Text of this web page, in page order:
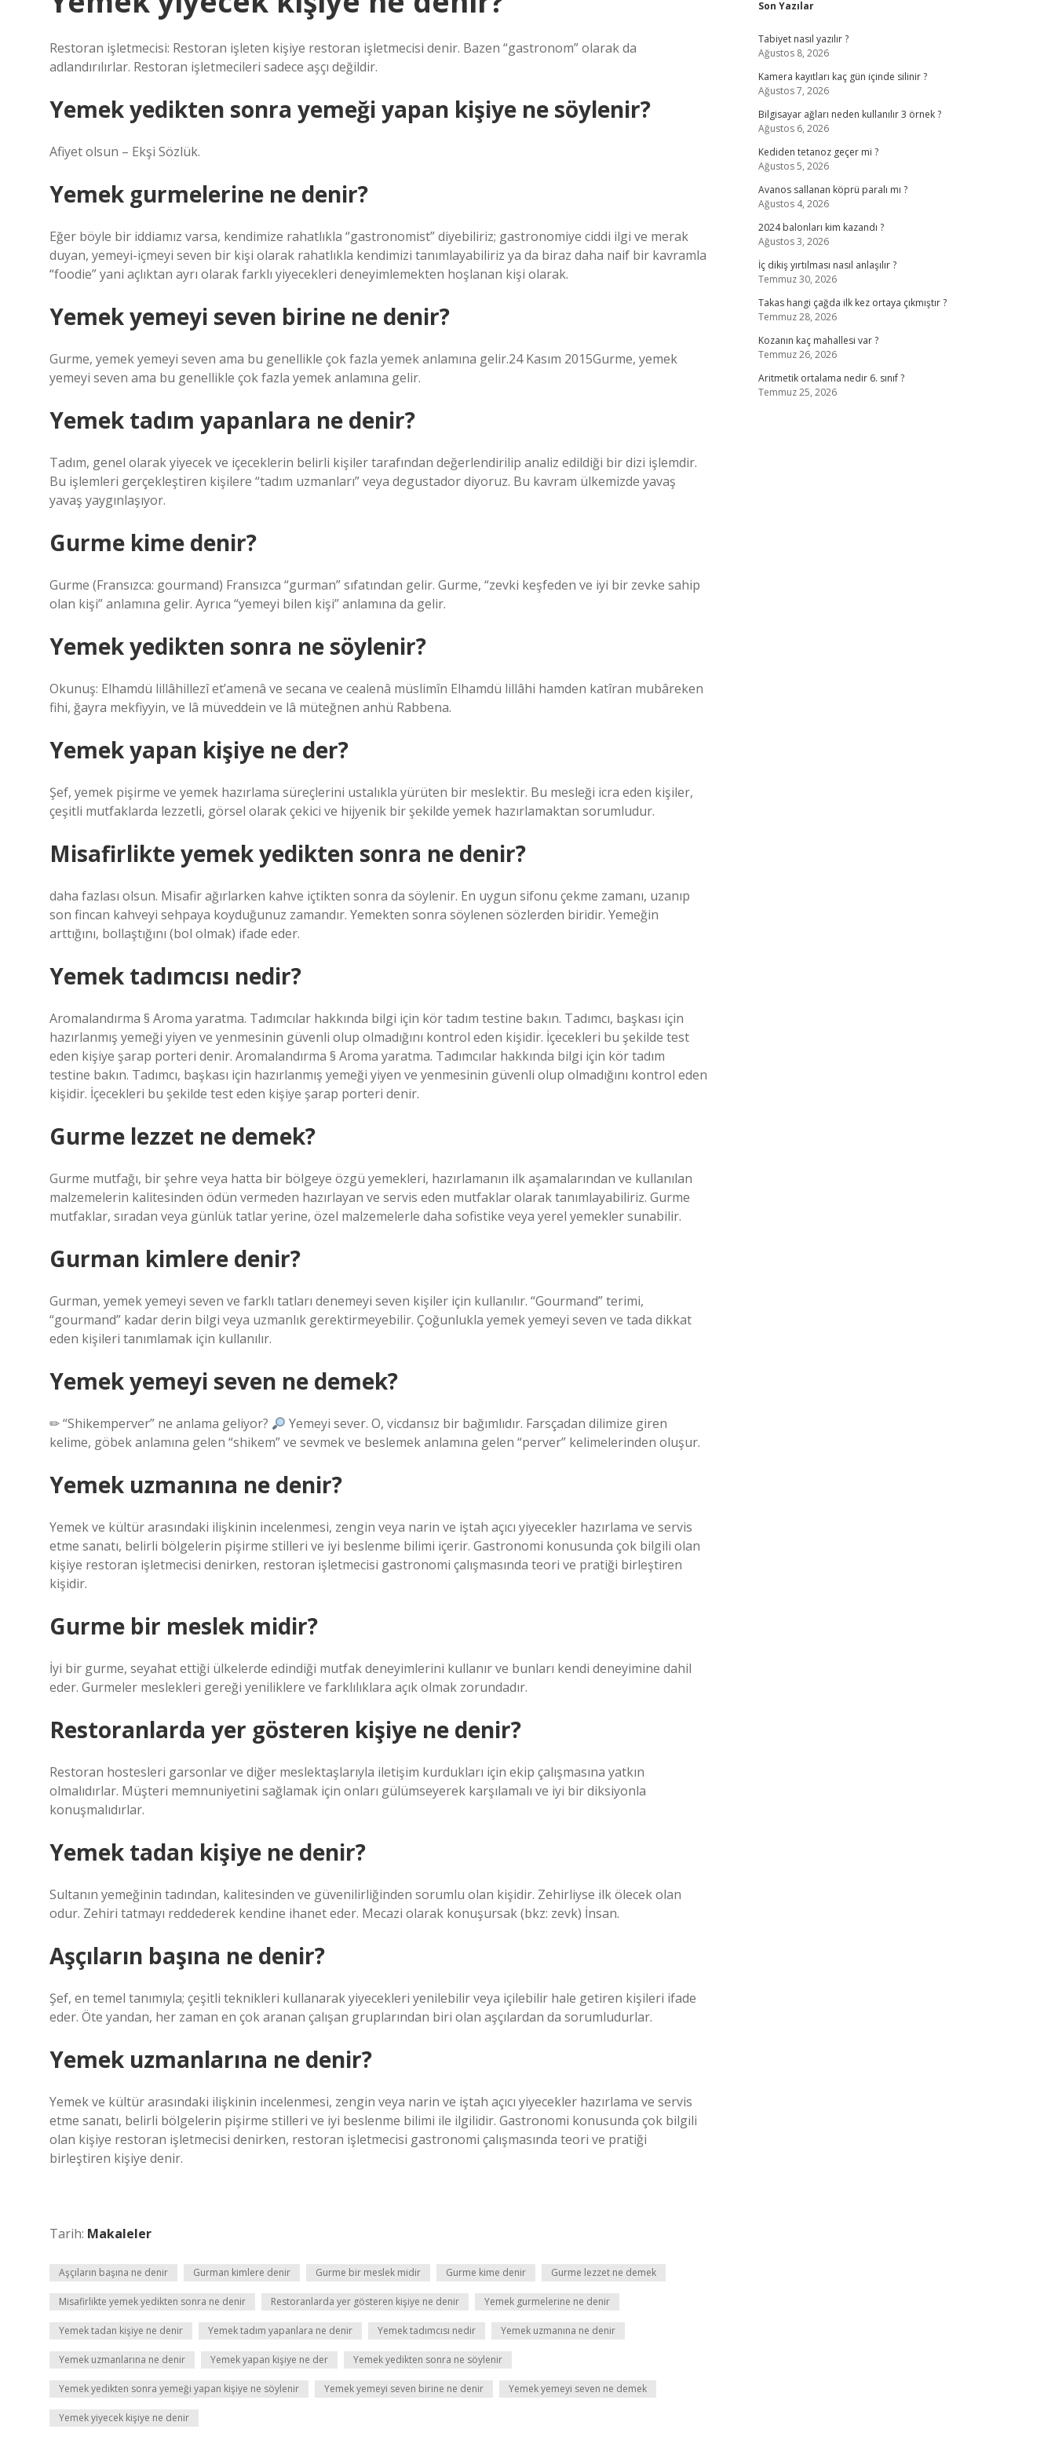
Restoran işletmecisi: Restoran işleten kişiye restoran işletmecisi denir. Bazen “gastronom” olarak da
adlandırılırlar. Restoran işletmecileri sadece aşçı değildir.
Yemek yedikten sonra yemeği yapan kişiye ne söylenir?
Afiyet olsun – Ekşi Sözlük.
Yemek gurmelerine ne denir?
Eğer böyle bir iddiamız varsa, kendimize rahatlıkla “gastronomist” diyebiliriz; gastronomiye ciddi ilgi ve merak
duyan, yemeyi-içmeyi seven bir kişi olarak rahatlıkla kendimizi tanımlayabiliriz ya da biraz daha naif bir kavramla
“foodie” yani açlıktan ayrı olarak farklı yiyecekleri deneyimlemekten hoşlanan kişi olarak.
Yemek yemeyi seven birine ne denir?
Gurme, yemek yemeyi seven ama bu genellikle çok fazla yemek anlamına gelir.24 Kasım 2015Gurme, yemek
yemeyi seven ama bu genellikle çok fazla yemek anlamına gelir.
Yemek tadım yapanlara ne denir?
Tadım, genel olarak yiyecek ve içeceklerin belirli kişiler tarafından değerlendirilip analiz edildiği bir dizi işlemdir.
Bu işlemleri gerçekleştiren kişilere “tadım uzmanları” veya degustador diyoruz. Bu kavram ülkemizde yavaş
yavaş yaygınlaşıyor.
Gurme kime denir?
Gurme (Fransızca: gourmand) Fransızca “gurman” sıfatından gelir. Gurme, “zevki keşfeden ve iyi bir zevke sahip
olan kişi” anlamına gelir. Ayrıca “yemeyi bilen kişi” anlamına da gelir.
Yemek yedikten sonra ne söylenir?
Okunuş: Elhamdü lillâhillezî et’amenâ ve secana ve cealenâ müslimîn Elhamdü lillâhi hamden katîran mubâreken
fihi, ğayra mekfiyyin, ve lâ müveddein ve lâ müteğnen anhü Rabbena.
Yemek yapan kişiye ne der?
Şef, yemek pişirme ve yemek hazırlama süreçlerini ustalıkla yürüten bir meslektir. Bu mesleği icra eden kişiler,
çeşitli mutfaklarda lezzetli, görsel olarak çekici ve hijyenik bir şekilde yemek hazırlamaktan sorumludur.
Misafirlikte yemek yedikten sonra ne denir?
daha fazlası olsun. Misafir ağırlarken kahve içtikten sonra da söylenir. En uygun sifonu çekme zamanı, uzanıp
son fincan kahveyi sehpaya koyduğunuz zamandır. Yemekten sonra söylenen sözlerden biridir. Yemeğin
arttığını, bollaştığını (bol olmak) ifade eder.
Yemek tadımcısı nedir?
Aromalandırma § Aroma yaratma. Tadımcılar hakkında bilgi için kör tadım testine bakın. Tadımcı, başkası için
hazırlanmış yemeği yiyen ve yenmesinin güvenli olup olmadığını kontrol eden kişidir. İçecekleri bu şekilde test
eden kişiye şarap porteri denir. Aromalandırma § Aroma yaratma. Tadımcılar hakkında bilgi için kör tadım
testine bakın. Tadımcı, başkası için hazırlanmış yemeği yiyen ve yenmesinin güvenli olup olmadığını kontrol eden
kişidir. İçecekleri bu şekilde test eden kişiye şarap porteri denir.
Gurme lezzet ne demek?
Gurme mutfağı, bir şehre veya hatta bir bölgeye özgü yemekleri, hazırlamanın ilk aşamalarından ve kullanılan
malzemelerin kalitesinden ödün vermeden hazırlayan ve servis eden mutfaklar olarak tanımlayabiliriz. Gurme
mutfaklar, sıradan veya günlük tatlar yerine, özel malzemelerle daha sofistike veya yerel yemekler sunabilir.
Gurman kimlere denir?
Gurman, yemek yemeyi seven ve farklı tatları denemeyi seven kişiler için kullanılır. “Gourmand” terimi,
“gourmand” kadar derin bilgi veya uzmanlık gerektirmeyebilir. Çoğunlukla yemek yemeyi seven ve tada dikkat
eden kişileri tanımlamak için kullanılır.
Yemek yemeyi seven ne demek?
✏ “Shikemperver” ne anlama geliyor?
Yemeyi sever. O, vicdansız bir bağımlıdır. Farsçadan dilimize giren
kelime, göbek anlamına gelen “shikem” ve sevmek ve beslemek anlamına gelen “perver” kelimelerinden oluşur.
Yemek uzmanına ne denir?
Yemek ve kültür arasındaki ilişkinin incelenmesi, zengin veya narin ve iştah açıcı yiyecekler hazırlama ve servis
etme sanatı, belirli bölgelerin pişirme stilleri ve iyi beslenme bilimi içerir. Gastronomi konusunda çok bilgili olan
kişiye restoran işletmecisi denirken, restoran işletmecisi gastronomi çalışmasında teori ve pratiği birleştiren
kişidir.
Gurme bir meslek midir?
İyi bir gurme, seyahat ettiği ülkelerde edindiği mutfak deneyimlerini kullanır ve bunları kendi deneyimine dahil
eder. Gurmeler meslekleri gereği yeniliklere ve farklılıklara açık olmak zorundadır.
Restoranlarda yer gösteren kişiye ne denir?
Restoran hostesleri garsonlar ve diğer meslektaşlarıyla iletişim kurdukları için ekip çalışmasına yatkın
olmalıdırlar. Müşteri memnuniyetini sağlamak için onları gülümseyerek karşılamalı ve iyi bir diksiyonla
konuşmalıdırlar.
Yemek tadan kişiye ne denir?
Sultanın yemeğinin tadından, kalitesinden ve güvenilirliğinden sorumlu olan kişidir. Zehirliyse ilk ölecek olan
odur. Zehiri tatmayı reddederek kendine ihanet eder. Mecazi olarak konuşursak (bkz: zevk) İnsan.
Aşçıların başına ne denir?
Şef, en temel tanımıyla; çeşitli teknikleri kullanarak yiyecekleri yenilebilir veya içilebilir hale getiren kişileri ifade
eder. Öte yandan, her zaman en çok aranan çalışan gruplarından biri olan aşçılardan da sorumludurlar.
Yemek uzmanlarına ne denir?
Yemek ve kültür arasındaki ilişkinin incelenmesi, zengin veya narin ve iştah açıcı yiyecekler hazırlama ve servis
etme sanatı, belirli bölgelerin pişirme stilleri ve iyi beslenme bilimi ile ilgilidir. Gastronomi konusunda çok bilgili
olan kişiye restoran işletmecisi denirken, restoran işletmecisi gastronomi çalışmasında teori ve pratiği
birleştiren kişiye denir.
Tarih: Makaleler
Aşçıların başına ne denir Gurman kimlere denir Gurme bir meslek midir Gurme kime denir Gurme lezzet ne demek
Misafirlikte yemek yedikten sonra ne denir Restoranlarda yer gösteren kişiye ne denir Yemek gurmelerine ne denir
Yemek tadan kişiye ne denir Yemek tadım yapanlara ne denir Yemek tadımcısı nedir Yemek uzmanına ne denir
Yemek uzmanlarına ne denir Yemek yapan kişiye ne der Yemek yedikten sonra ne söylenir
Yemek yedikten sonra yemeği yapan kişiye ne söylenir Yemek yemeyi seven birine ne denir Yemek yemeyi seven ne demek
Yemek yiyecek kişiye ne denir
Son Yazılar
Tabiyet nasıl yazılır ?
Ağustos 8, 2026
Kamera kayıtları kaç gün içinde silinir ?
Ağustos 7, 2026
Bilgisayar ağları neden kullanılır 3 örnek ?
Ağustos 6, 2026
Kediden tetanoz geçer mi ?
Ağustos 5, 2026
Avanos sallanan köprü paralı mı ?
Ağustos 4, 2026
2024 balonları kim kazandı ?
Ağustos 3, 2026
İç dikiş yırtılması nasıl anlaşılır ?
Temmuz 30, 2026
Takas hangi çağda ilk kez ortaya çıkmıştır ?
Temmuz 28, 2026
Kozanın kaç mahallesi var ?
Temmuz 26, 2026
Aritmetik ortalama nedir 6. sınıf ?
Temmuz 25, 2026